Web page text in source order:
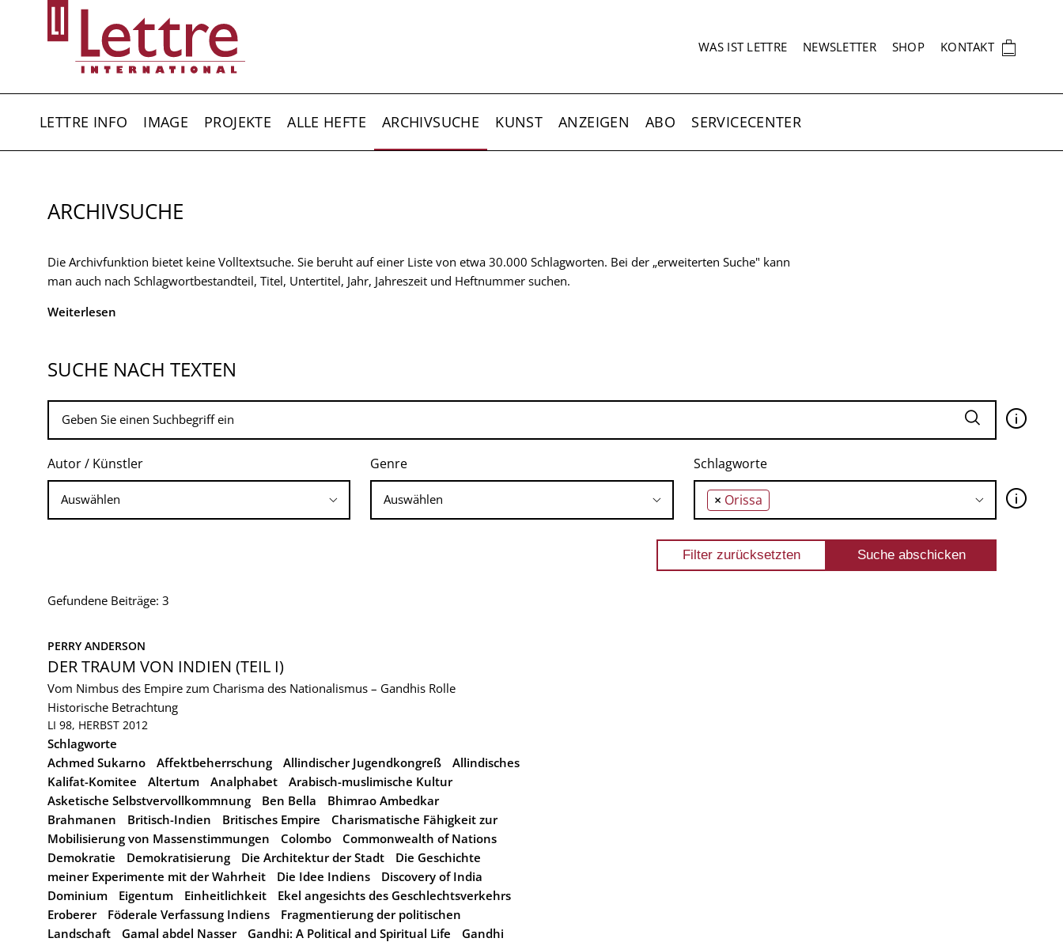
SEKUNDÄRNAVIGATION
WAS IST LETTRE NEWSLETTER SHOP KONTAKT 🛍
LETTRE INFO IMAGE PROJEKTE ALLE HEFTE ARCHIVSUCHE KUNST ANZEIGEN ABO SERVICECENTER
ARCHIVSUCHE
Die Archivfunktion bietet keine Volltextsuche. Sie beruht auf einer Liste von etwa 30.000 Schlagworten. Bei der „erweiterten Suche" kann
man auch nach Schlagwortbestandteil, Titel, Untertitel, Jahr, Jahreszeit und Heftnummer suchen.
Weiterlesen
SUCHE NACH TEXTEN
🛈
Autor / Künstler Genre Schlagworte
× Orissa 🛈
Gefundene Beiträge: 3
PERRY ANDERSON
DER TRAUM VON INDIEN (TEIL I)
Vom Nimbus des Empire zum Charisma des Nationalismus – Gandhis Rolle
Historische Betrachtung
LI 98, HERBST 2012
Schlagworte
Achmed Sukarno
Affektbeherrschung Allindischer Jugendkongreß
Allindisches
Kalifat-Komitee
Altertum Analphabet
Arabisch-muslimische Kultur
Asketische Selbstvervollkommnung
Ben Bella
Bhimrao Ambedkar
Brahmanen
Britisch-Indien Britisches Empire
Charismatische Fähigkeit zur
Mobilisierung von Massenstimmungen
Colombo
Commonwealth of Nations
Demokratie
Demokratisierung Die Architektur der Stadt
Die Geschichte
meiner Experimente mit der Wahrheit
Die Idee Indiens
Discovery of India
Dominium
Eigentum Einheitlichkeit
Ekel angesichts des Geschlechtsverkehrs
Eroberer
Föderale Verfassung Indiens
Fragmentierung der politischen
Landschaft
Gamal abdel Nasser Gandhi: A Political and Spiritual Life
Gandhi